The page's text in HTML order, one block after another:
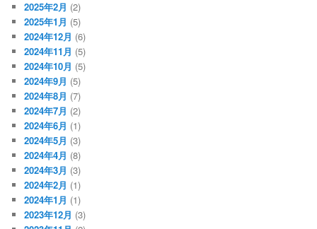
2025年2月 (2)
2025年1月 (5)
2024年12月 (6)
2024年11月 (5)
2024年10月 (5)
2024年9月 (5)
2024年8月 (7)
2024年7月 (2)
2024年6月 (1)
2024年5月 (3)
2024年4月 (8)
2024年3月 (3)
2024年2月 (1)
2024年1月 (1)
2023年12月 (3)